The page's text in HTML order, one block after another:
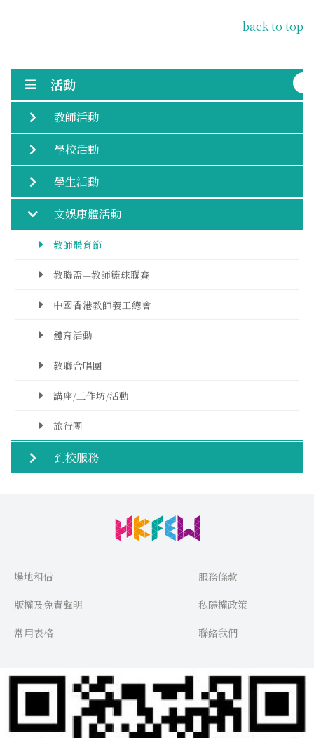
活動
教師活動
學校活動
學生活動
文娛康體活動
教師體育節
教聯盃—教師籃球聯賽
中國香港教師義工總會
體育活動
教聯合唱團
講座/工作坊/活動
旅行團
到校服務
back to top
場地租借
服務條款
版權及免責聲明
私隱權政策
常用表格
聯絡我們